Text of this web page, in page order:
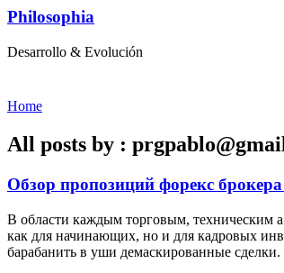
Philosophia
Desarrollo & Evolución
Home
All posts by :
Обзор пропозиций форекс
В области каждым торговым, техническим
как для начинающих, но и для кадровых
барабанить в уши демаскированные